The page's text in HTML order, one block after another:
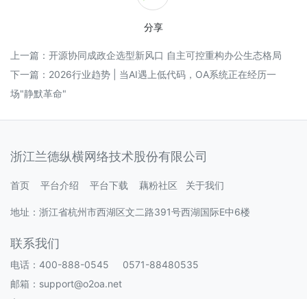
分享
上一篇： 开源协同成政企选型新风口 自主可控重构办公生态格局
下一篇： 2026行业趋势 | 当AI遇上低代码，OA系统正在经历一
场"静默革命"
浙江兰德纵横网络技术股份有限公司
首页 平台介绍 平台下载 藕粉社区 关于我们
地址：浙江省杭州市西湖区文二路391号西湖国际E中6楼
联系我们
电话：400-888-0545 0571-88480535
邮箱：support@o2oa.net